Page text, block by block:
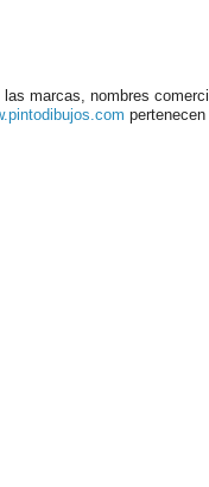
las marcas, nombres
pertenecen